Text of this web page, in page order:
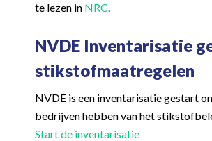
te lezen in NRC.
NVDE Inventarisatie
stikstofmaatregelen
NVDE is een inventarisatie gestart
bedrijven hebben van het
Start de inventarisatie